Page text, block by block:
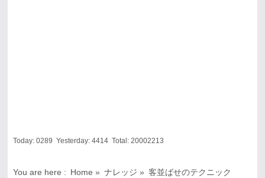
Today: 0289 Yesterday: 4414Total: 20002213
You are here : Home » ナレッジ » 客並ばせのテクニック